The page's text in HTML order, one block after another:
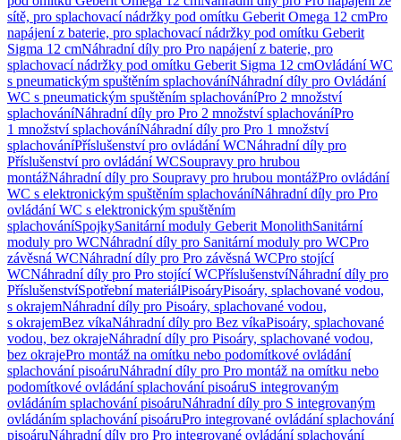
sítě, pro splachovací nádržky pod omítku Geberit Omega 12 cmPro
napájení z baterie, pro splachovací nádržky pod omítku Geberit
Sigma 12 cmNáhradní díly pro Pro napájení z baterie, pro
splachovací nádržky pod omítku Geberit Sigma 12 cmOvládání WC
s pneumatickým spuštěním splachováníNáhradní díly pro Ovládání
WC s pneumatickým spuštěním splachováníPro 2 množství
splachováníNáhradní díly pro Pro 2 množství splachováníPro
1 množství splachováníNáhradní díly pro Pro 1 množství
splachováníPříslušenství pro ovládání WCNáhradní díly pro
Příslušenství pro ovládání WCSoupravy pro hrubou
montážNáhradní díly pro Soupravy pro hrubou montážPro ovládání
WC s elektronickým spuštěním splachováníNáhradní díly pro Pro
ovládání WC s elektronickým spuštěním
splachováníSpojkySanitární moduly Geberit MonolithSanitární
moduly pro WCNáhradní díly pro Sanitární moduly pro WCPro
závěsná WCNáhradní díly pro Pro závěsná WCPro stojící
WCNáhradní díly pro Pro stojící WCPříslušenstvíNáhradní díly pro
PříslušenstvíSpotřební materiálPisoáryPisoáry, splachované vodou,
s okrajemNáhradní díly pro Pisoáry, splachované vodou,
s okrajemBez víkaNáhradní díly pro Bez víkaPisoáry, splachované
vodou, bez okrajeNáhradní díly pro Pisoáry, splachované vodou,
bez okrajePro montáž na omítku nebo podomítkové ovládání
splachování pisoáruNáhradní díly pro Pro montáž na omítku nebo
podomítkové ovládání splachování pisoáruS integrovaným
ovládáním splachování pisoáruNáhradní díly pro S integrovaným
ovládáním splachování pisoáruPro integrované ovládání splachování
pisoáruNáhradní díly pro Pro integrované ovládání splachování